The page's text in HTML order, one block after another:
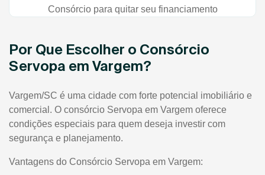
Consórcio para quitar seu financiamento
Por Que Escolher o Consórcio
Servopa em Vargem?
Vargem/SC é uma cidade com forte potencial imobiliário e
comercial. O consórcio Servopa em Vargem oferece
condições especiais para quem deseja investir com
segurança e planejamento.
Vantagens do Consórcio Servopa em Vargem: